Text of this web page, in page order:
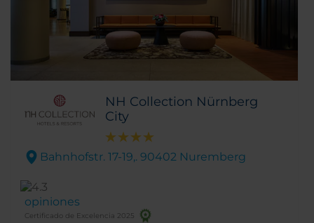
NH Collection Nürnberg
City
Bahnhofstr. 17-19,. 90402 Nuremberg
opiniones
Certificado de Excelencia 2025